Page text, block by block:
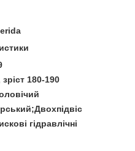
зріст 180-190
гідравлічні